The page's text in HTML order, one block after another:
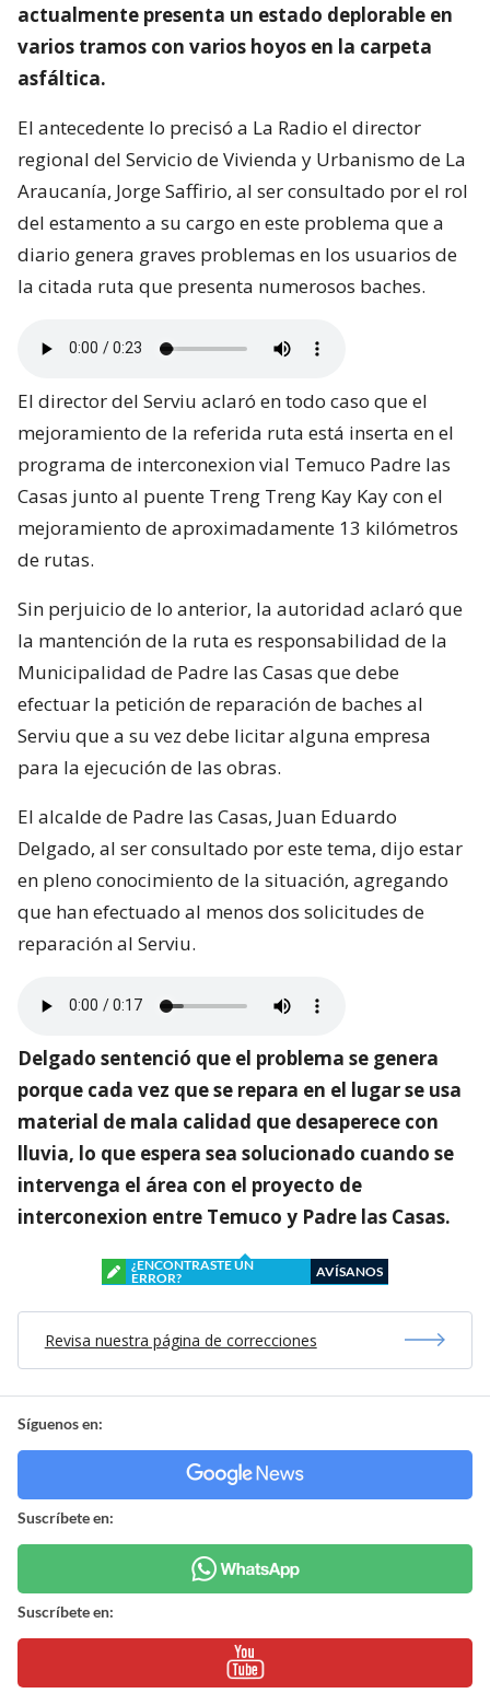
actualmente presenta un estado deplorable en
varios tramos con varios hoyos en la carpeta
asfáltica.
El antecedente lo precisó a La Radio el director
regional del Servicio de Vivienda y Urbanismo de La
Araucanía, Jorge Saffirio, al ser consultado por el rol
del estamento a su cargo en este problema que a
diario genera graves problemas en los usuarios de
la citada ruta que presenta numerosos baches.
El director del Serviu aclaró en todo caso que el
mejoramiento de la referida ruta está inserta en el
programa de interconexion vial Temuco Padre las
Casas junto al puente Treng Treng Kay Kay con el
mejoramiento de aproximadamente 13 kilómetros
de rutas.
Sin perjuicio de lo anterior, la autoridad aclaró que
la mantención de la ruta es responsabilidad de la
Municipalidad de Padre las Casas que debe
efectuar la petición de reparación de baches al
Serviu que a su vez debe licitar alguna empresa
para la ejecución de las obras.
El alcalde de Padre las Casas, Juan Eduardo
Delgado, al ser consultado por este tema, dijo estar
en pleno conocimiento de la situación, agregando
que han efectuado al menos dos solicitudes de
reparación al Serviu.
Delgado sentenció que el problema se genera
porque cada vez que se repara en el lugar se usa
material de mala calidad que desaperece con
lluvia, lo que espera sea solucionado cuando se
intervenga el área con el proyecto de
interconexion entre Temuco y Padre las Casas.
¿ENCONTRASTE UN
ERROR?
AVÍSANOS
Revisa nuestra página de correcciones
Síguenos en:
Suscríbete en:
Suscríbete en: